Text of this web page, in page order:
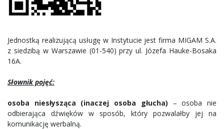
Jednostką realizującą usługę w Instytucie jest firma MIGAM S.A.
z siedzibą w Warszawie (01-540) przy ul. Józefa Hauke-Bosaka
16A.
Słownik pojęć:
osoba niesłysząca (inaczej osoba głucha) – osoba nie
odbierająca dźwięków w sposób, który pozwalałby jej na
komunikację werbalną.